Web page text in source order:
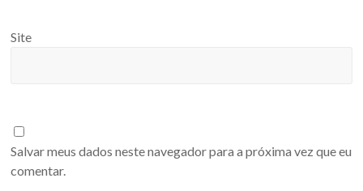
Site
Salvar meus dados neste navegador para a próxima vez que eu
comentar.